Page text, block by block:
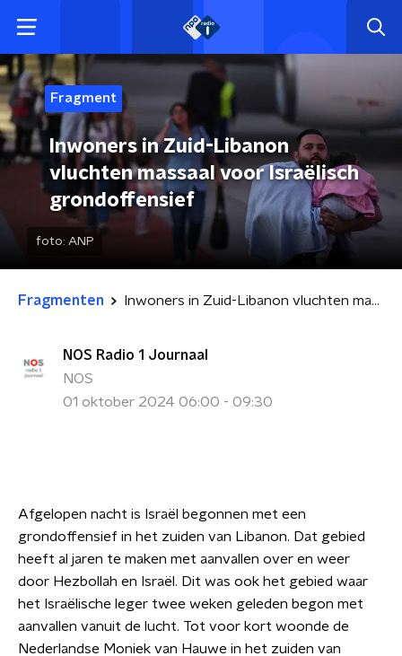
Fragment
Inwoners in Zuid-Libanon
vluchten massaal voor Israëlisch
grondoffensief
foto: ANP
Fragmenten Inwoners in Zuid-Libanon vluchten massaal voor Israëlisch grondoffensief
NOS Radio 1 Journaal
NOS
01 oktober 2024 06:00 - 09:30
Afgelopen nacht is Israël begonnen met een
grondoffensief in het zuiden van Libanon. Dat gebied
heeft al jaren te maken met aanvallen over en weer
door Hezbollah en Israël. Dit was ook het gebied waar
het Israëlische leger twee weken geleden begon met
aanvallen vanuit de lucht. Tot voor kort woonde de
Nederlandse Moniek van Hauwe in het zuiden van